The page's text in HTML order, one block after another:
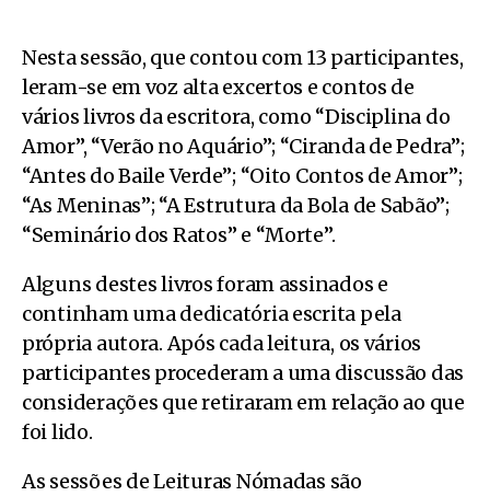
Nesta sessão, que contou com 13 participantes,
leram-se em voz alta excertos e contos de
vários livros da escritora, como “Disciplina do
Amor”, “Verão no Aquário”; “Ciranda de Pedra”;
“Antes do Baile Verde”; “Oito Contos de Amor”;
“As Meninas”; “A Estrutura da Bola de Sabão”;
“Seminário dos Ratos” e “Morte”.
Alguns destes livros foram assinados e
continham uma dedicatória escrita pela
própria autora. Após cada leitura, os vários
participantes procederam a uma discussão das
considerações que retiraram em relação ao que
foi lido.
As sessões de Leituras Nómadas são